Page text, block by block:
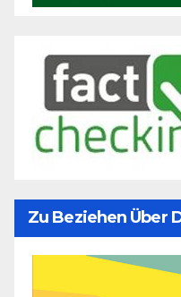
Zu Beziehen Über